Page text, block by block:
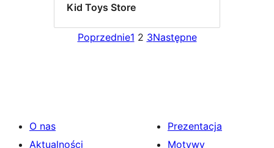
Kid Toys Store
Poprzednie1 2 3Następne
O nas
Aktualności
Prezentacja
Motywy